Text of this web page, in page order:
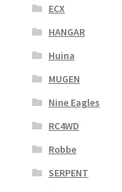
ECX
HANGAR
Huina
MUGEN
Nine Eagles
RC4WD
Robbe
SERPENT